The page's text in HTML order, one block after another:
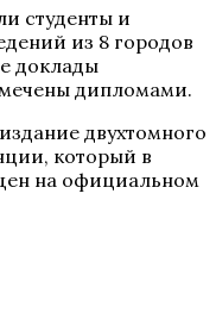
студенты и
из 8 городов
доклады
дипломами.
двухтомного
который в
на официальном